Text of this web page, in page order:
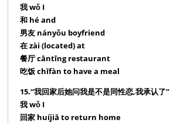
我 wǒ I
和 hé and
男友 nányǒu boyfriend
在 zài (located) at
餐厅 cāntīng restaurant
吃饭 chīfàn to have a meal
15.“我回家后她问我是不是同性恋,我承认了”
我 wǒ I
回家 huíjiā to return home